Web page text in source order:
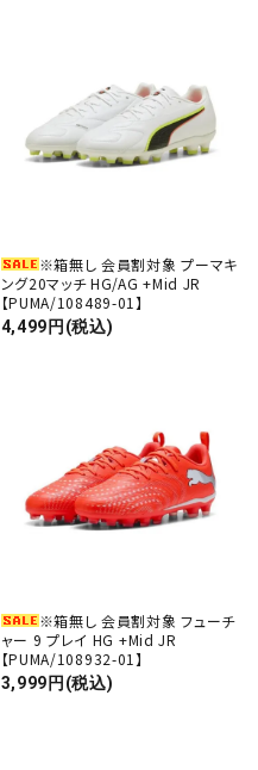
※箱無し 会員割対象 プーマキ
ング20マッチ HG/AG +Mid JR
【PUMA/108489-01】
4,499円(税込)
※箱無し 会員割対象 フューチ
ャー 9 プレイ HG +Mid JR
【PUMA/108932-01】
3,999円(税込)